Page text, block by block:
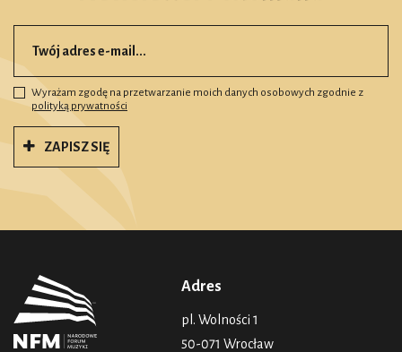
Wyrażam zgodę na przetwarzanie moich danych osobowych zgodnie z
polityką prywatności
ZAPISZ SIĘ
Adres
pl. Wolności 1
50-071 Wrocław